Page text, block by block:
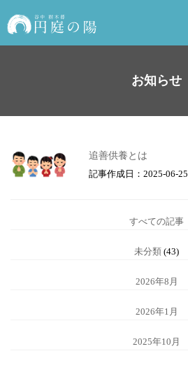
お知らせ
追善供養とは
記事作成日：2025-06-25
すべての記事
未分類 (43)
2026年8月
2026年1月
2025年10月